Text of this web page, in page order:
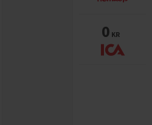
0 KR